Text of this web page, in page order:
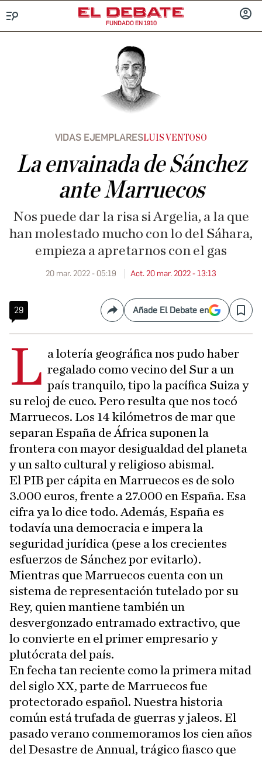
FUNDADO EN 1910
VIDAS EJEMPLARES LUIS VENTOSO
La envainada de Sánchez
ante Marruecos
Nos puede dar la risa si Argelia, a la que
han molestado mucho con lo del Sáhara,
empieza a apretarnos con el gas
20 mar. 2022 - 05:19 Act. 20 mar. 2022 - 13:13
29 CompartirAñade El Debate en Save
L a lotería geográfica nos pudo haber
regalado como vecino del Sur a un
país tranquilo, tipo la pacífica Suiza y
su reloj de cuco. Pero resulta que nos tocó
Marruecos. Los 14 kilómetros de mar que
separan España de África suponen la
frontera con mayor desigualdad del planeta
y un salto cultural y religioso abismal.
El PIB per cápita en Marruecos es de solo
3.000 euros, frente a 27.000 en España. Esa
cifra ya lo dice todo. Además, España es
todavía una democracia e impera la
seguridad jurídica (pese a los crecientes
esfuerzos de Sánchez por evitarlo).
Mientras que Marruecos cuenta con un
sistema de representación tutelado por su
Rey, quien mantiene también un
desvergonzado entramado extractivo, que
lo convierte en el primer empresario y
plutócrata del país.
En fecha tan reciente como la primera mitad
del siglo XX, parte de Marruecos fue
protectorado español. Nuestra historia
común está trufada de guerras y jaleos. El
pasado verano conmemoramos los cien años
del Desastre de Annual, trágico fiasco que